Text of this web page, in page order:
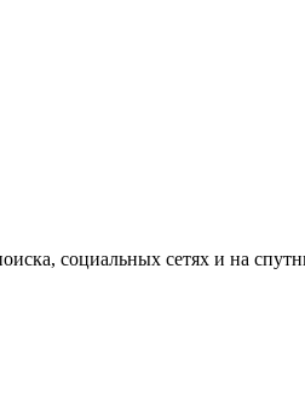
социальных сетях и на